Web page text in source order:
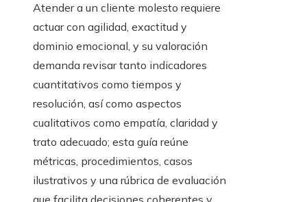
Atender a un cliente molesto requiere
actuar con agilidad, exactitud y
dominio emocional, y su valoración
demanda revisar tanto indicadores
cuantitativos como tiempos y
resolución, así como aspectos
cualitativos como empatía, claridad y
trato adecuado; esta guía reúne
métricas, procedimientos, casos
ilustrativos y una rúbrica de evaluación